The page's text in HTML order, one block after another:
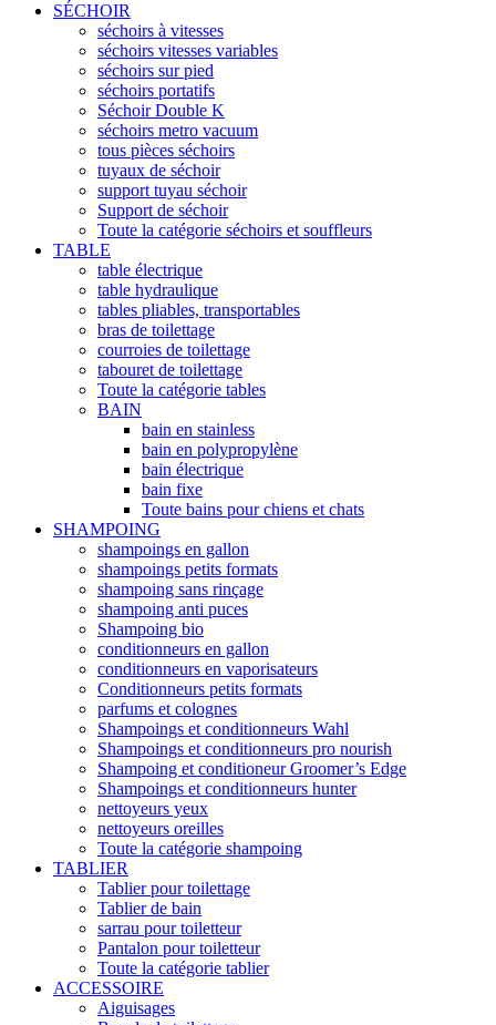
SÉCHOIR
séchoirs à vitesses
séchoirs vitesses variables
séchoirs sur pied
séchoirs portatifs
Séchoir Double K
séchoirs metro vacuum
tous pièces séchoirs
tuyaux de séchoir
support tuyau séchoir
Support de séchoir
Toute la catégorie séchoirs et souffleurs
TABLE
table électrique
table hydraulique
tables pliables, transportables
bras de toilettage
courroies de toilettage
tabouret de toilettage
Toute la catégorie tables
BAIN
bain en stainless
bain en polypropylène
bain électrique
bain fixe
Toute bains pour chiens et chats
SHAMPOING
shampoings en gallon
shampoings petits formats
shampoing sans rinçage
shampoing anti puces
Shampoing bio
conditionneurs en gallon
conditionneurs en vaporisateurs
Conditionneurs petits formats
parfums et colognes
Shampoings et conditionneurs Wahl
Shampoings et conditionneurs pro nourish
Shampoing et conditioneur Groomer’s Edge
Shampoings et conditionneurs hunter
nettoyeurs yeux
nettoyeurs oreilles
Toute la catégorie shampoing
TABLIER
Tablier pour toilettage
Tablier de bain
sarrau pour toiletteur
Pantalon pour toiletteur
Toute la catégorie tablier
ACCESSOIRE
Aiguisages